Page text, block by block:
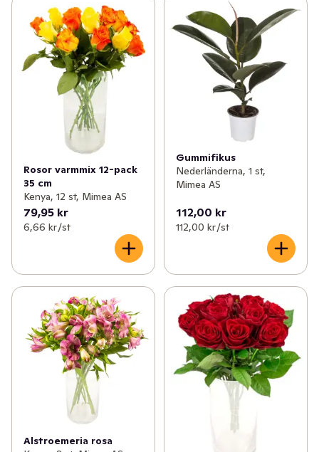
Rosor varmmix 12-pack
35 cm
Kenya, 12 st, Mimea AS
79,95 kr
6,66 kr /st
Gummifikus
Nederländerna, 1 st,
Mimea AS
112,00 kr
112,00 kr /st
Alstroemeria rosa